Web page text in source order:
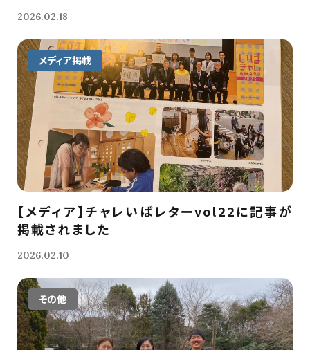
2026.02.18
メディア掲載
【メディア】チャレいばレターvol22に記事が
掲載されました
2026.02.10
その他